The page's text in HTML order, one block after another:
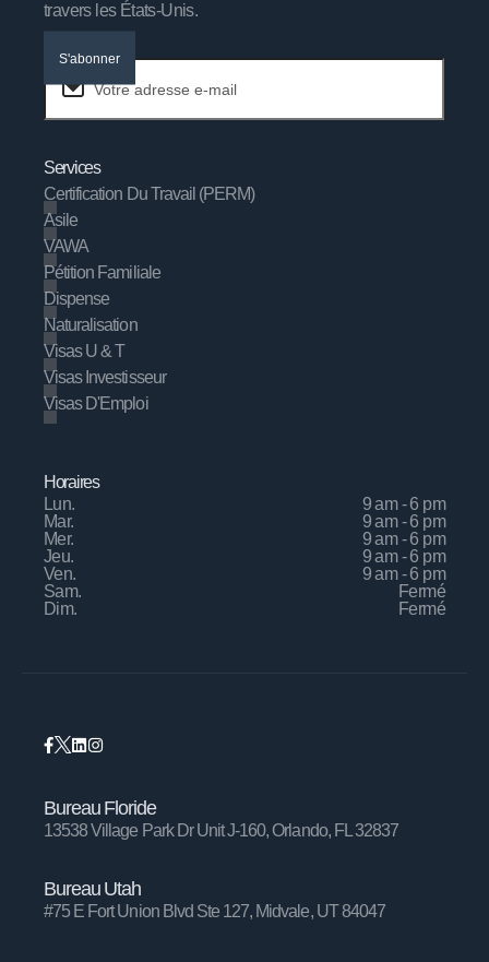
travers les États-Unis.
S'abonner
Services
Certification Du Travail (PERM)
Asile
VAWA
Pétition Familiale
Dispense
Naturalisation
Visas U & T
Visas Investisseur
Visas D'Emploi
Horaires
Lun.
9 am - 6 pm
Mar.
9 am - 6 pm
Mer.
9 am - 6 pm
Jeu.
9 am - 6 pm
Ven.
9 am - 6 pm
Sam.
Fermé
Dim.
Fermé
Bureau Floride
13538 Village Park Dr Unit J-160, Orlando, FL 32837
Bureau Utah
#75 E Fort Union Blvd Ste 127, Midvale, UT 84047